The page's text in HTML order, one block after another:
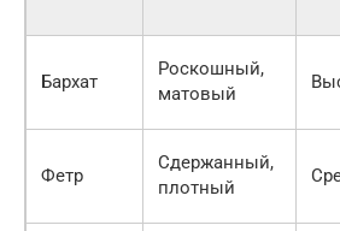
Бархат
Роскошный,
матовый
Фетр
Сдержанный,
плотный